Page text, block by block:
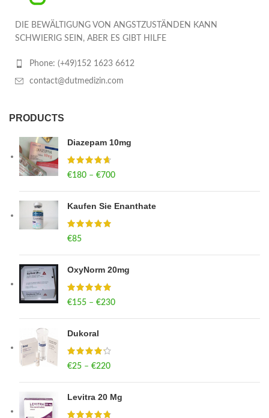
DIE BEWÄLTIGUNG VON ANGSTZUSTÄNDEN KANN
SCHWIERIG SEIN, ABER ES GIBT HILFE
Phone: (+49)152 1623 6612
contact@dutmedizin.com
PRODUCTS
Diazepam 10mg
€180 – €700
Kaufen Sie Enanthate
€85
OxyNorm 20mg
€155 – €230
Dukoral
€25 – €220
Levitra 20 Mg